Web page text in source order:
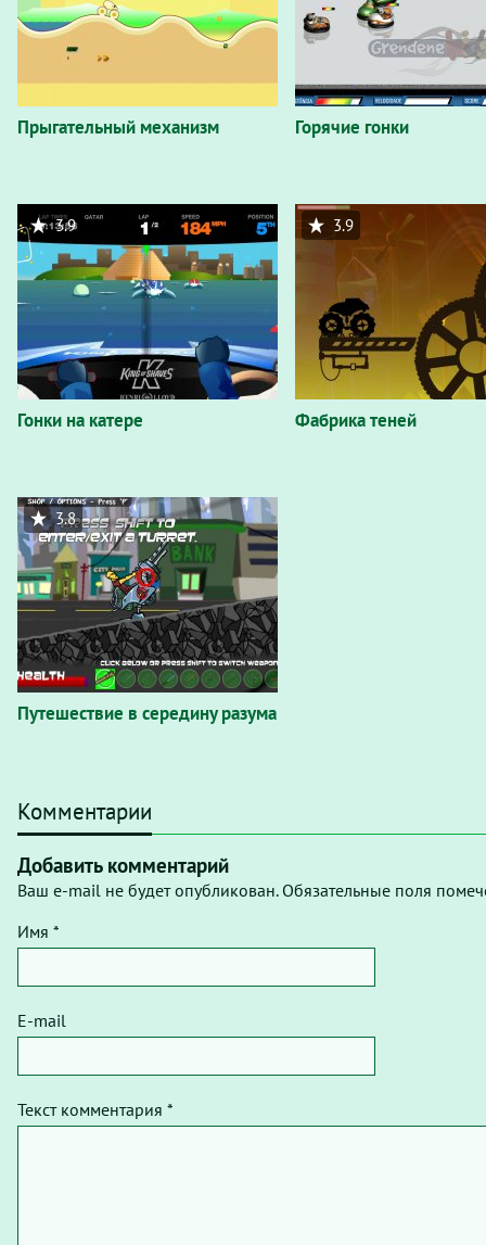
Прыгательный механизм Горячие гонки
Гонки на катере
3.9
Фабрика теней
3.9
Путешествие в середину разума
3.8
Комментарии
Добавить комментарий
Ваш e-mail не будет опубликован. Обязательные поля
Имя *
E-mail
Текст комментария *